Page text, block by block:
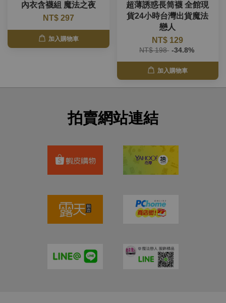
內衣含襪組 魔法之夜
NT$ 297
加入購物車
超薄誘惑長筒襪 全館現
貨24小時台灣出貨魔法
戀人
NT$ 129
NT$ 198 -34.8%
加入購物車
拍賣網站連結